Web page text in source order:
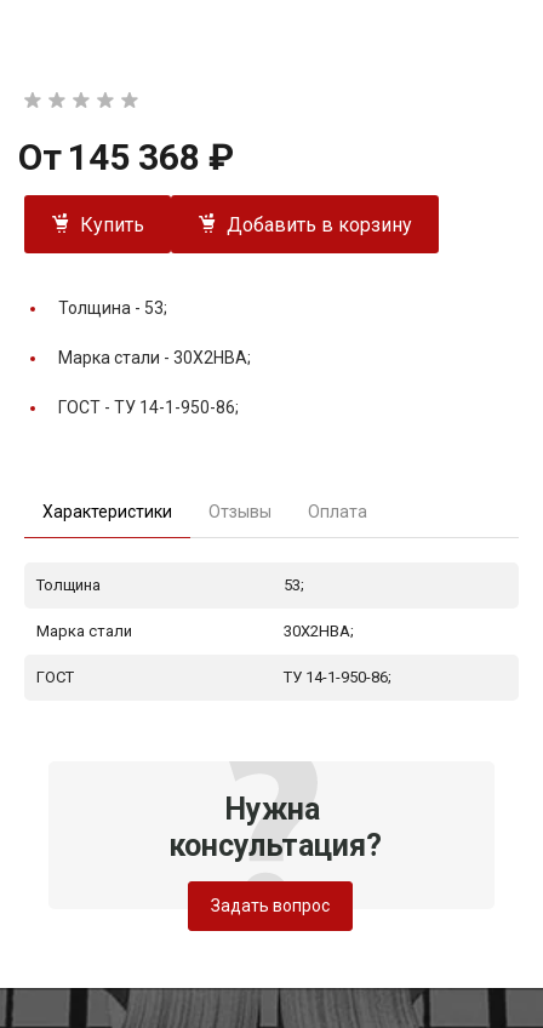
От 145 368 ₽
Купить Добавить в корзину
Толщина - 53;
Марка стали - 30Х2НВА;
ГОСТ - ТУ 14-1-950-86;
Характеристики Отзывы Оплата
Толщина 53;
Марка стали 30Х2НВА;
ГОСТ ТУ 14-1-950-86;
Нужна
консультация?
Задать вопрос